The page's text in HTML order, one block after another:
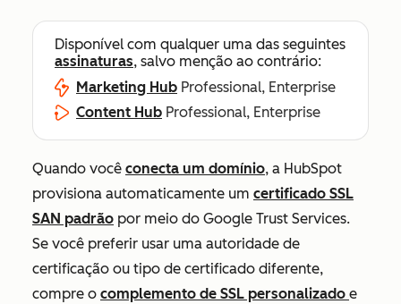
Disponível com qualquer uma das seguintes
assinaturas, salvo menção ao contrário:
Marketing Hub Professional, Enterprise
Content Hub Professional, Enterprise
Quando você conecta um domínio, a HubSpot
provisiona automaticamente um certificado SSL
SAN padrão por meio do Google Trust Services.
Se você preferir usar uma autoridade de
certificação ou tipo de certificado diferente,
compre o complemento de SSL personalizado e